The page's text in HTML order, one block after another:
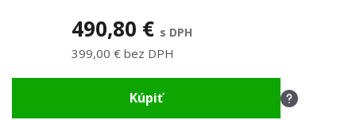
490,80 € s DPH
399,00 € bez DPH
Kúpiť